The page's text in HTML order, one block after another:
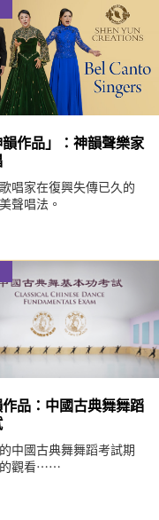
韻作品」：神韻聲樂家
唱家在復興失傳已久的
聲唱法。
品：中國古典舞舞蹈
中國古典舞舞蹈考試期
觀看⋯⋯